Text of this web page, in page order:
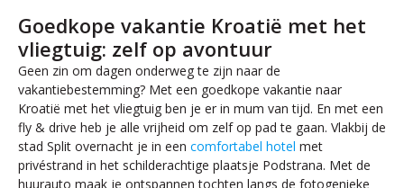
Goedkope vakantie Kroatië met het
vliegtuig: zelf op avontuur
Geen zin om dagen onderweg te zijn naar de
vakantiebestemming? Met een goedkope vakantie naar
Kroatië met het vliegtuig ben je er in mum van tijd. En met een
fly & drive heb je alle vrijheid om zelf op pad te gaan. Vlakbij de
stad Split overnacht je in een comfortabel hotel met
privéstrand in het schilderachtige plaatsje Podstrana. Met de
huurauto maak je ontspannen tochten langs de fotogenieke